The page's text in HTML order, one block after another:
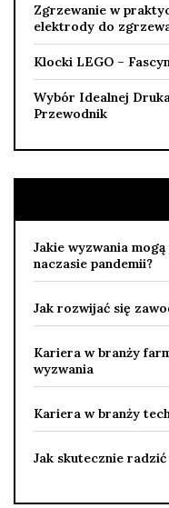
Zgrzewanie w
elektrody do
Klocki LEGO –
Wybór Idealnej
Przewodnik
Jakie wyzwania
naczasie pandemii?
Jak rozwijać się
Kariera w branży
wyzwania
Kariera w branży
Jak skutecznie